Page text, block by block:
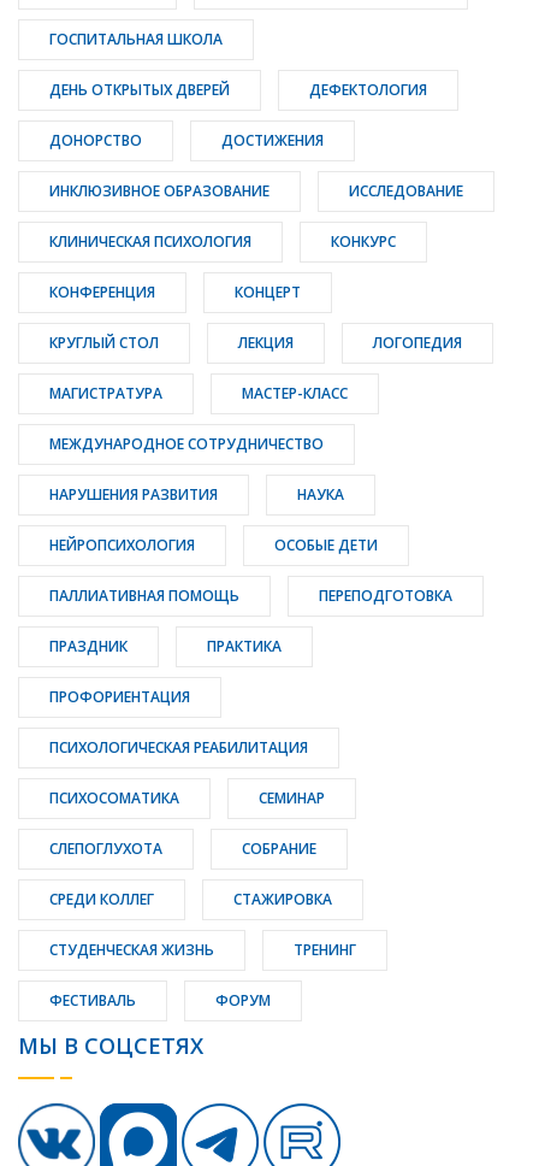
ГОСПИТАЛЬНАЯ ШКОЛА
ДЕНЬ ОТКРЫТЫХ ДВЕРЕЙ ДЕФЕКТОЛОГИЯ
ДОНОРСТВО ДОСТИЖЕНИЯ
ИНКЛЮЗИВНОЕ ОБРАЗОВАНИЕ ИССЛЕДОВАНИЕ
КЛИНИЧЕСКАЯ ПСИХОЛОГИЯ КОНКУРС
КОНФЕРЕНЦИЯ КОНЦЕРТ
КРУГЛЫЙ СТОЛ ЛЕКЦИЯ ЛОГОПЕДИЯ
МАГИСТРАТУРА МАСТЕР-КЛАСС
МЕЖДУНАРОДНОЕ СОТРУДНИЧЕСТВО
НАРУШЕНИЯ РАЗВИТИЯ НАУКА
НЕЙРОПСИХОЛОГИЯ ОСОБЫЕ ДЕТИ
ПАЛЛИАТИВНАЯ ПОМОЩЬ ПЕРЕПОДГОТОВКА
ПРАЗДНИК ПРАКТИКА
ПРОФОРИЕНТАЦИЯ
ПСИХОЛОГИЧЕСКАЯ РЕАБИЛИТАЦИЯ
ПСИХОСОМАТИКА СЕМИНАР
СЛЕПОГЛУХОТА СОБРАНИЕ
СРЕДИ КОЛЛЕГ СТАЖИРОВКА
СТУДЕНЧЕСКАЯ ЖИЗНЬ ТРЕНИНГ
ФЕСТИВАЛЬ ФОРУМ
МЫ В СОЦСЕТЯХ